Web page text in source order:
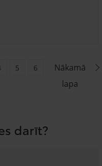
Nākamā
lapa
5
6
darīt?